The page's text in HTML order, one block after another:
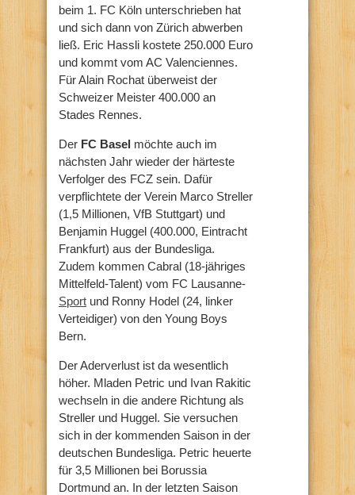
beim 1. FC Köln unterschrieben hat
und sich dann von Zürich abwerben
ließ. Eric Hassli kostete 250.000 Euro
und kommt vom AC Valenciennes.
Für Alain Rochat überweist der
Schweizer Meister 400.000 an
Stades Rennes.
Der FC Basel möchte auch im
nächsten Jahr wieder der härteste
Verfolger des FCZ sein. Dafür
verpflichtete der Verein Marco Streller
(1,5 Millionen, VfB Stuttgart) und
Benjamin Huggel (400.000, Eintracht
Frankfurt) aus der Bundesliga.
Zudem kommen Cabral (18-jähriges
Mittelfeld-Talent) vom FC Lausanne-
Sport und Ronny Hodel (24, linker
Verteidiger) von den Young Boys
Bern.
Der Aderverlust ist da wesentlich
höher. Mladen Petric und Ivan Rakitic
wechseln in die andere Richtung als
Streller und Huggel. Sie versuchen
sich in der kommenden Saison in der
deutschen Bundesliga. Petric heuerte
für 3,5 Millionen bei Borussia
Dortmund an. In der letzten Saison